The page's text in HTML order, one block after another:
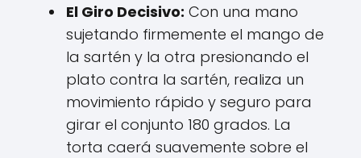
El Giro Decisivo: Con una mano
sujetando firmemente el mango de
la sartén y la otra presionando el
plato contra la sartén, realiza un
movimiento rápido y seguro para
girar el conjunto 180 grados. La
torta caerá suavemente sobre el